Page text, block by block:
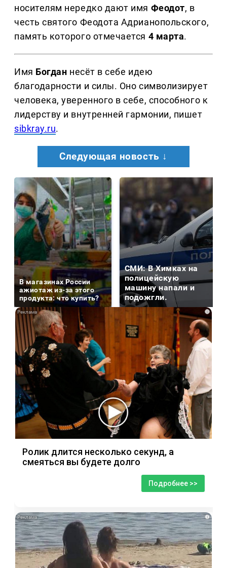
носителям нередко дают имя Феодот, в
честь святого Феодота Адрианопольского,
память которого отмечается 4 марта.
Имя Богдан несёт в себе идею
благодарности и силы. Оно символизирует
человека, уверенного в себе, способного к
лидерству и внутренней гармонии, пишет
sibkray.ru.
Следующая новость ↓
В магазинах России
ажиотаж из-за этого
продукта: что купить?
СМИ: В Химках на
полицейскую
машину напали и
подожгли.
i
Ролик длится несколько секунд, а
смеяться вы будете долго
Подробнее >>
i